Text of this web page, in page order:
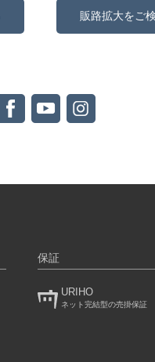
販路拡大をご
保証
URIHO
ネット完結型の売掛保証